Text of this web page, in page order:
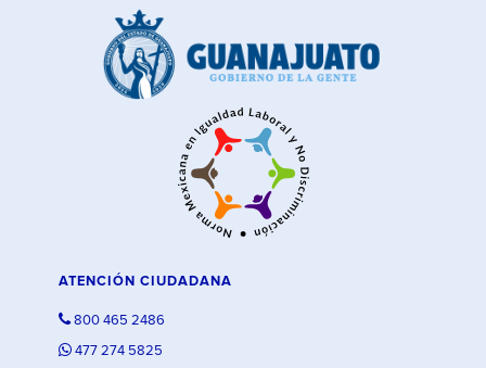
ATENCIÓN CIUDADANA
800 465 2486
477 274 5825